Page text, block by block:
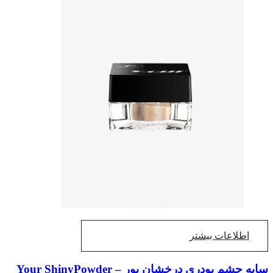
اطلاعات بیشتر
سایه چشم پودری درخشان یور – Your ShinyPowder